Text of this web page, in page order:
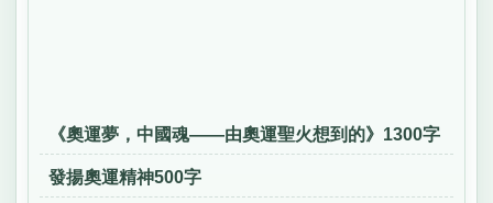
《奧運夢，中國魂——由奧運聖火想到的》1300字
發揚奧運精神500字